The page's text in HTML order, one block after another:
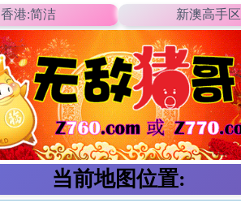
香港:简洁 新澳高手区
当前地图位置: